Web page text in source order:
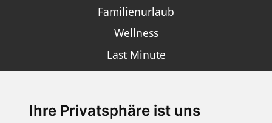
Ihre Privatsphäre ist uns
Familienurlaub
Wellness
Last Minute
SCHNEEHÖHEN SKI APP